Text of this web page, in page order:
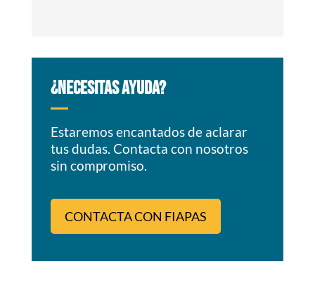
¿NECESITAS AYUDA?
Estaremos encantados de aclarar
tus dudas. Contacta con nosotros
sin compromiso.
CONTACTA CON FIAPAS